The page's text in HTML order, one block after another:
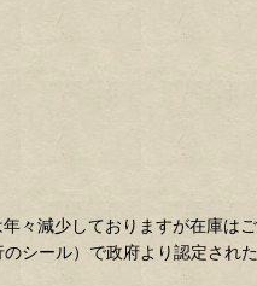
々減少しておりますが在庫は
シール）で政府より認定さ